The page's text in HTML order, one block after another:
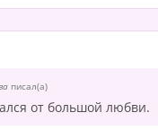
писал(а)
от большой любви.